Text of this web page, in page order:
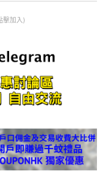
擊加入)